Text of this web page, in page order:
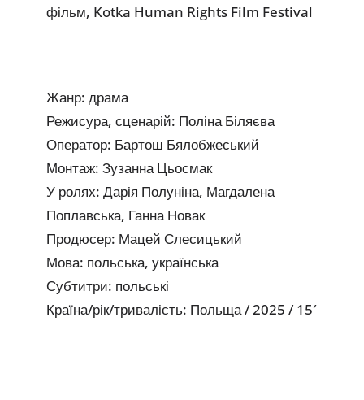
фільм, Kotka Human Rights Film Festival
Жанр: драма
Режисура, сценарій: Поліна Біляєва
Оператор: Бартош Бялобжеський
Монтаж: Зузанна Цьосмак
У ролях: Дарія Полуніна, Магдалена
Поплавська, Ганна Новак
Продюсер: Мацей Слесицький
Мова: польська, українська
Субтитри: польські
Країна/рік/тривалість: Польща / 2025 / 15′